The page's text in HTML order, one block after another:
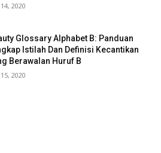
2020
Glossary Alphabet B: Panduan
Istilah Dan Definisi Kecantikan
Berawalan Huruf B
2020